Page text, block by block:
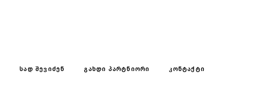
ᲡᲐᲓ ᲨᲔᲕᲘᲫᲔᲜ ᲒᲐᲮᲓᲘ ᲞᲐᲠᲢᲜᲘᲝᲠᲘ ᲙᲝᲜᲢᲐᲥᲢᲘ